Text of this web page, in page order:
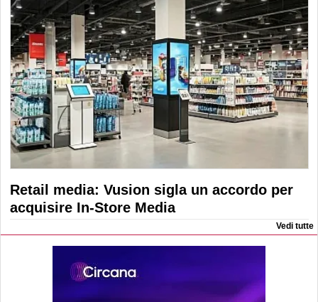
Retail media: Vusion sigla un accordo per
acquisire In-Store Media
Vedi tutte